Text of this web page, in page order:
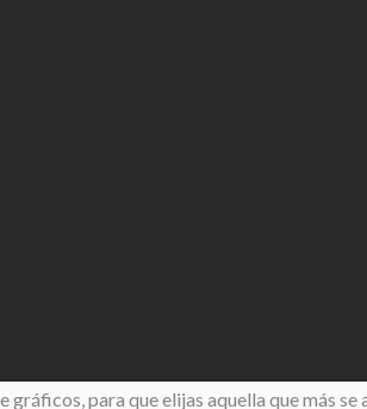
para que elijas aquella que más se